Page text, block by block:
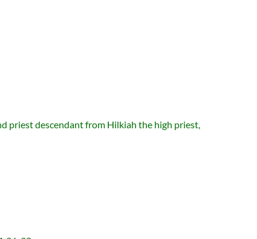
priest descendant from Hilkiah the high priest,